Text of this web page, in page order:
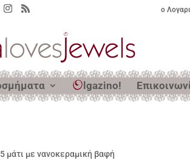
ο
lgazino!
μάτι με νανοκεραμική βαφή